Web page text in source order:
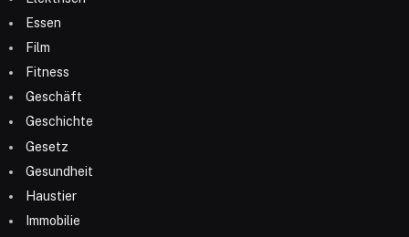
Essen
Film
Fitness
Geschäft
Geschichte
Gesetz
Gesundheit
Haustier
Immobilie